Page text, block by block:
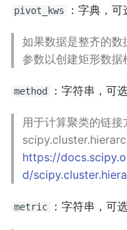
e
a
g
pivot_kws ：字典，可
如果数据是整齐的
参数以创建矩形数据
method ：字符串，可选
用于计算聚类的链
https://
d/
metric ：字符串，可选